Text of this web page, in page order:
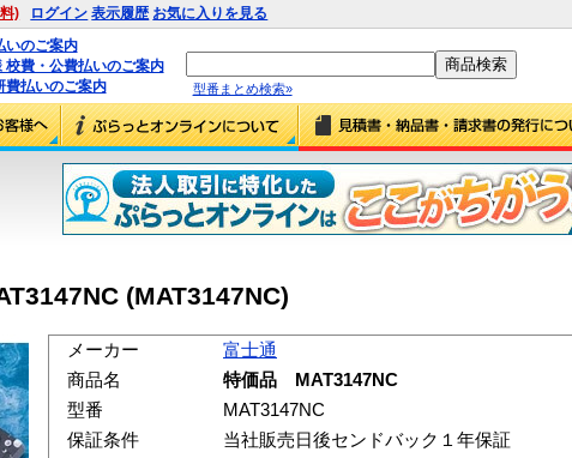
) ログイン 表示履歴 お気に入りを見る
いのご案内
校費・公費払いのご案内
費払いのご案内
型番まとめ検索»
(MAT3147NC)
メーカー
富士通
商品名
特価品 MAT3147NC
型番
MAT3147NC
保証条件
当社販売日後センドバック１年保証